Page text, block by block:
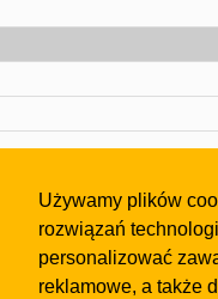
Używamy plików
rozwiązań
personalizować
reklamowe, a także